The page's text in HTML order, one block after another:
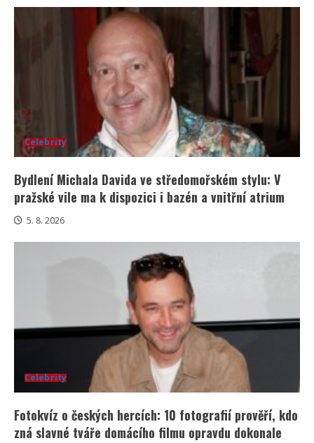
Celebrity
Bydlení Michala Davida ve středomořském stylu: V
pražské vile ma k dispozici i bazén a vnitřní atrium
5. 8. 2026
Celebrity
Fotokvíz o českých hercích: 10 fotografií prověří, kdo
zná slavné tváře domácího filmu opravdu dokonale